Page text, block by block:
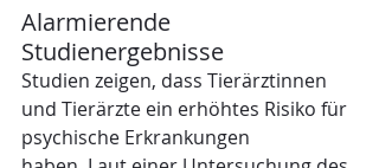
Alarmierende
Studienergebnisse
Studien zeigen, dass Tierärztinnen
und Tierärzte ein erhöhtes Risiko für
psychische Erkrankungen